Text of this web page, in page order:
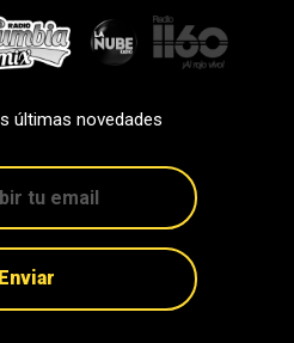
últimas novedades
Enviar